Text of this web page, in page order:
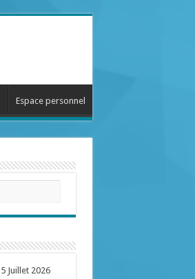
Espace personnel
Juillet 2026